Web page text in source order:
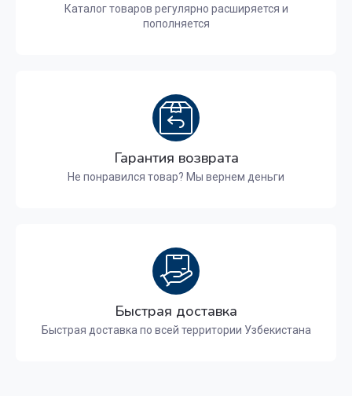
Каталог товаров регулярно расширяется и
пополняется
Гарантия возврата
Не понравился товар? Мы вернем деньги
Быстрая доставка
Быстрая доставка по всей территории Узбекистана